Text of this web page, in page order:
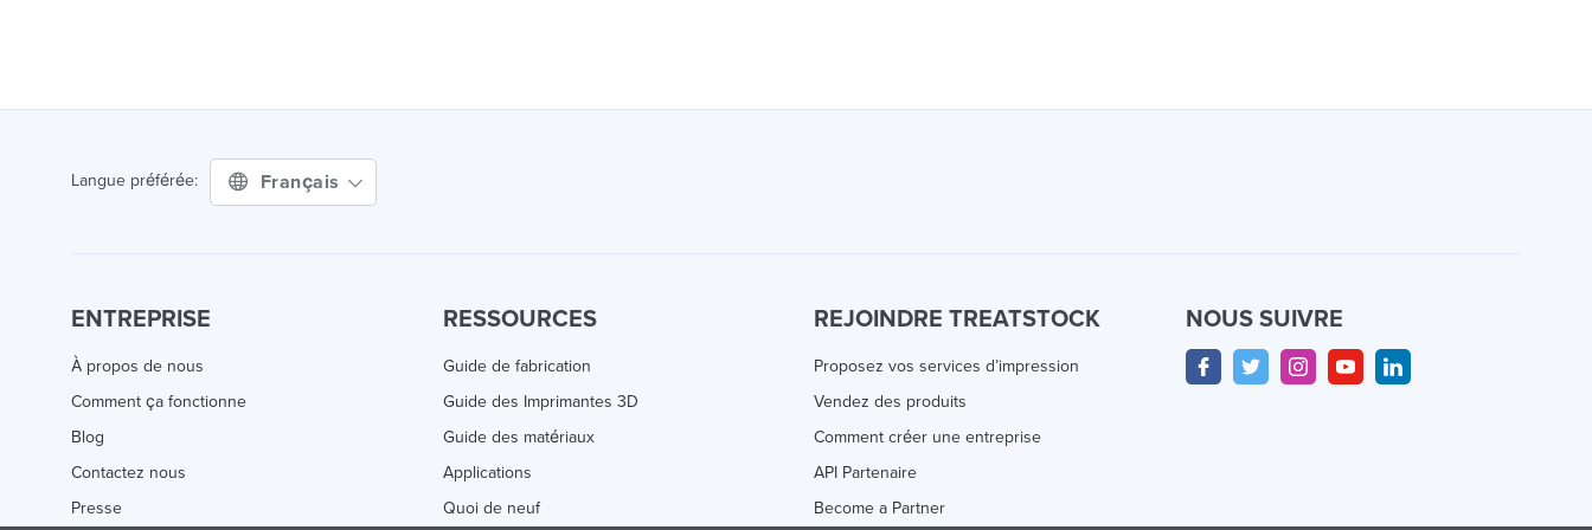
Langue préférée: Français
ENTREPRISE
À propos de nous
Comment ça fonctionne
Blog
Contactez nous
Presse
RESSOURCES
Guide de fabrication
Guide des Imprimantes 3D
Guide des matériaux
Applications
Quoi de neuf
REJOINDRE TREATSTOCK
Proposez vos services d’impression
Vendez des produits
Comment créer une entreprise
API Partenaire
Become a Partner
NOUS SUIVRE